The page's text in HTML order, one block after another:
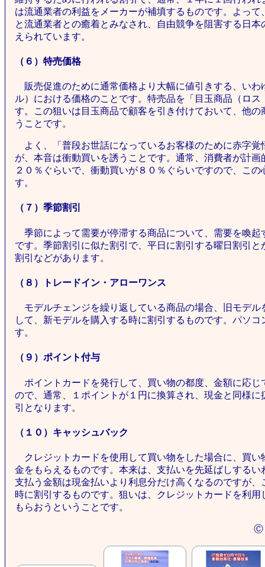
は流通業者の利益をメーカーが補填するものです。よっ
と流通業者との癒着とみなされ、自由競争を阻害する日
えられています。
（６）特売価格
販売促進のために通常価格より大幅に値引きする、いわ
ル）における価格のことです。特売品を「目玉商品（ロ
す。この狙いは目玉商品で顧客を引き付けておいて、他
うことです。
よく、「普段お世話になっているお客様のために赤字
が、本音は衝動買いを誘うことです。通常、消費者が計
２０％ぐらいで、衝動買いが８０％ぐらいですので、こ
す。
（７）季節割引
季節によって需要が停滞する商品について、需要を喚
です。季節割引に似た割引で、平日に割引する曜日割引
割引などがあります。
（８）トレードイン・アローワンス
モデルチェンジを繰り返している商品の場合、旧モデ
して、新モデルを購入する時に割引するものです。パソ
す。
（９）ポイント付与
ポイントカードを発行して、買い物の都度、金額に応
ので、通常、１ポイントが１円に換算され、現金と同様
引となります。
（１０）キャッシュバック
クレジットカードを使用して買い物をした場合に、買
金をもらえるものです。本来は、支払いを先延ばしする
支払う金額は現金払いより利息分だけ高くなるのですが
時に割引するものです。狙いは、クレジットカードを利
もらおうということです。
Ⓒ